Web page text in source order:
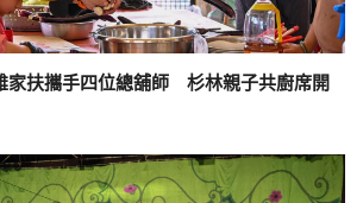
家扶攜手四位總舖師 杉林親子共廚席開